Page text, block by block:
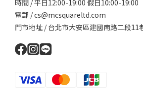
時間 / 平日12:00-19:00 假日10:00-19:00
電郵 / cs@mcsquareltd.com
門市地址 / 台北市大安區建國南路二段11